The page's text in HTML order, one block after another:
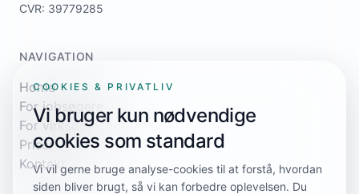
CVR: 39779285
NAVIGATION
Home
For jobsøgere
For virksomheder
Priser
Kontakt
COOKIES & PRIVATLIV
Vi bruger kun nødvendige
cookies som standard
Vi vil gerne bruge analyse-cookies til at forstå, hvordan
siden bliver brugt, så vi kan forbedre oplevelsen. Du